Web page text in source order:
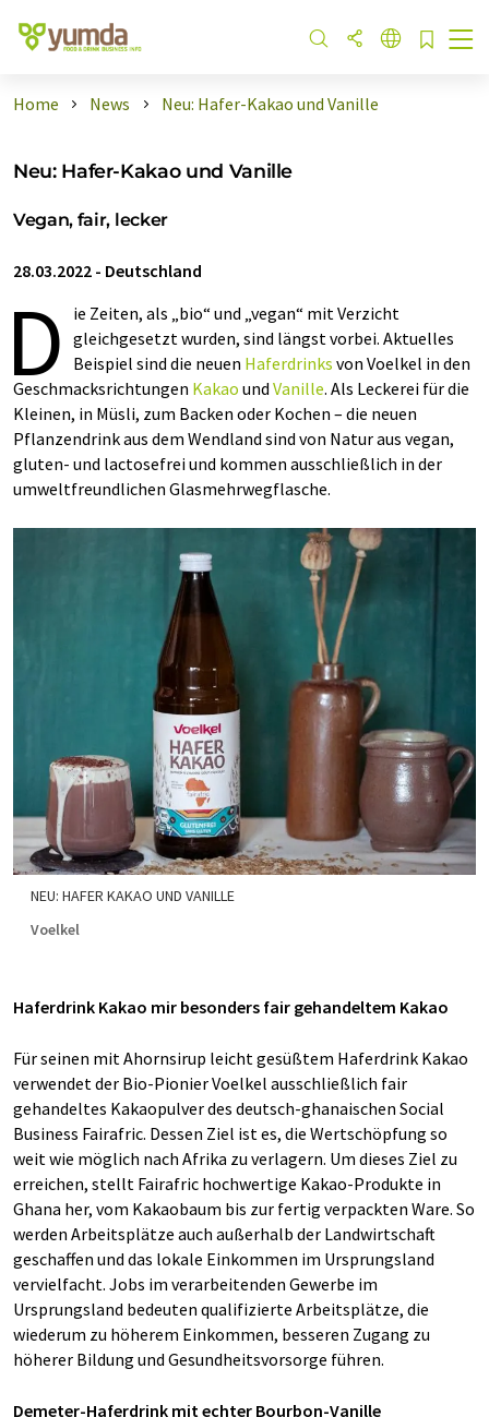
Home News Neu: Hafer-Kakao und Vanille
Neu: Hafer-Kakao und Vanille
Vegan, fair, lecker
28.03.2022 - Deutschland
D
ie Zeiten, als „bio“ und „vegan“ mit Verzicht
gleichgesetzt wurden, sind längst vorbei. Aktuelles
Beispiel sind die neuen Haferdrinks von Voelkel in den
Geschmacksrichtungen Kakao und Vanille. Als Leckerei für die
Kleinen, in Müsli, zum Backen oder Kochen – die neuen
Pflanzendrink aus dem Wendland sind von Natur aus vegan,
gluten- und lactosefrei und kommen ausschließlich in der
umweltfreundlichen Glasmehrwegflasche.
NEU: HAFER KAKAO UND VANILLE
Voelkel
Haferdrink Kakao mir besonders fair gehandeltem Kakao
Für seinen mit Ahornsirup leicht gesüßtem Haferdrink Kakao
verwendet der Bio-Pionier Voelkel ausschließlich fair
gehandeltes Kakaopulver des deutsch-ghanaischen Social
Business Fairafric. Dessen Ziel ist es, die Wertschöpfung so
weit wie möglich nach Afrika zu verlagern. Um dieses Ziel zu
erreichen, stellt Fairafric hochwertige Kakao-Produkte in
Ghana her, vom Kakaobaum bis zur fertig verpackten Ware. So
werden Arbeitsplätze auch außerhalb der Landwirtschaft
geschaffen und das lokale Einkommen im Ursprungsland
vervielfacht. Jobs im verarbeitenden Gewerbe im
Ursprungsland bedeuten qualifizierte Arbeitsplätze, die
wiederum zu höherem Einkommen, besseren Zugang zu
höherer Bildung und Gesundheitsvorsorge führen.
Demeter-Haferdrink mit echter Bourbon-Vanille